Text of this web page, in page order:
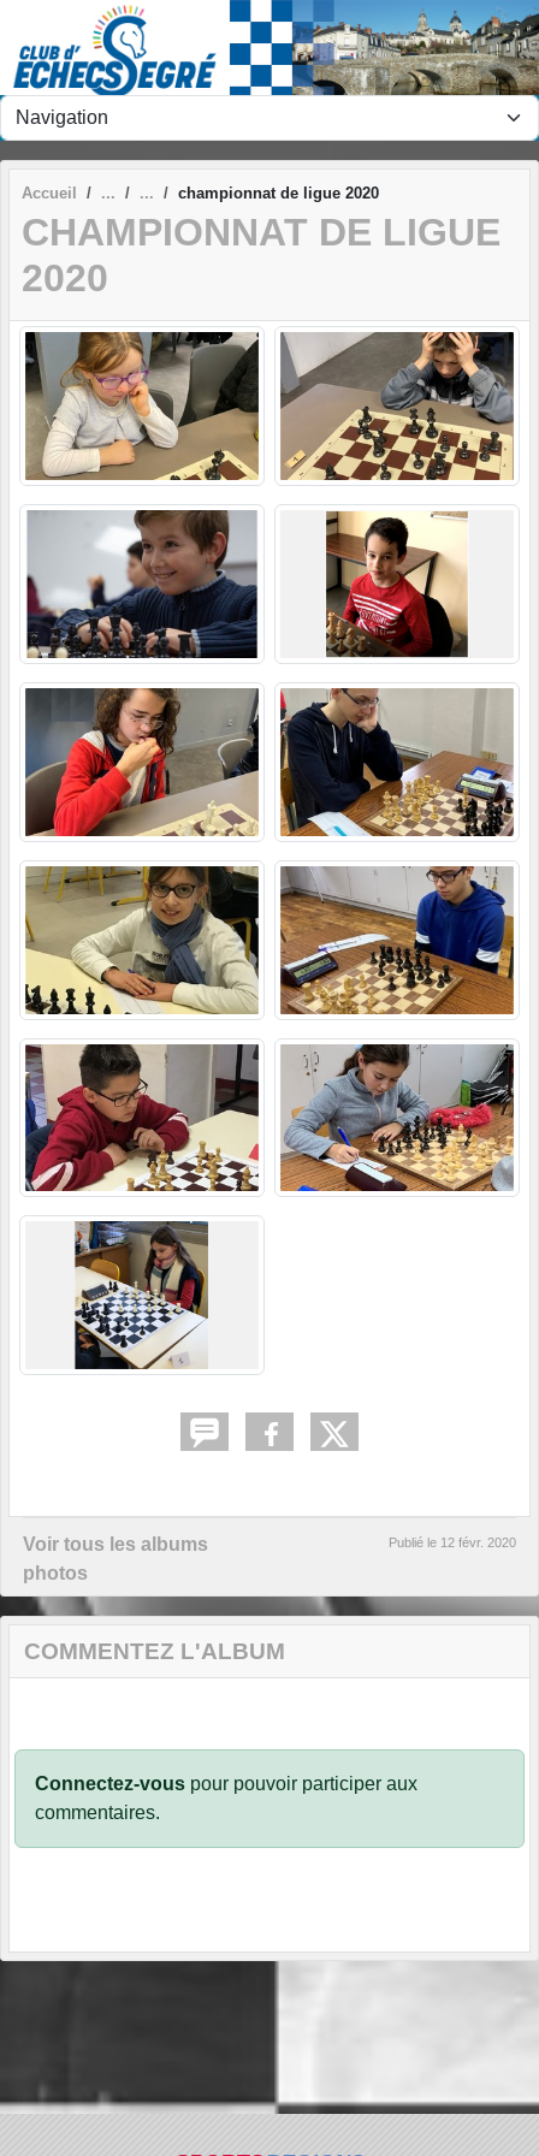
Accueil championnat de ligue 2020
CHAMPIONNAT DE LIGUE
2020
Voir tous les albums
photos
Publié le 12 févr. 2020
COMMENTEZ L'ALBUM
Connectez-vous pour pouvoir participer aux
commentaires.
Panneau de gestion des cookies